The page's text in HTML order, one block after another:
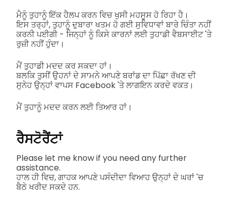
ਮੈਨੂੰ ਤੁਹਾਨੂੰ ਇੱਕ ਹੈਲਪ ਕਰਨ ਵਿਚ ਖੁਸੀ ਮਹਸੂਸ ਹੋ ਰਿਹਾ ਹੈ।
ਇਸ ਤਰ੍ਹਾਂ, ਤੁਹਾਨੂੰ ਦੁਬਾਰਾ ਖਤਮ ਹੋ ਗਈ ਸੁਵਿਧਾਵਾਂ ਬਾਰੇ ਚਿੰਤਾ ਨਹੀਂ
ਕਰਨੀ ਪਈਗੀ - ਜਿਨ੍ਹਾਂ ਨੂੰ ਕਿਸੇ ਕਾਰਨਾਂ ਲਈ ਤੁਹਾਡੀ ਵੈਬਸਾਈਟ 'ਤੇ
ਰੁਜ਼ੀ ਨਹੀਂ ਹੁੰਦਾ।
ਮੈਂ ਤੁਹਾਡੀ ਮਦਦ ਕਰ ਸਕਦਾ ਹਾਂ।
ਬਲਕਿ ਤੁਸੀਂ ਉਹਨਾਂ ਦੇ ਸਾਮਨੇ ਆਪਣੇ ਬਰਾਂਡ ਦਾ ਪਿੱਛਾ ਰੱਖਣ ਦੀ
ਸੁਨੇਹ ਉਨ੍ਹਾਂ ਵਾਪਸ Facebook 'ਤੇ ਲਾਗਇਨ ਕਰਦੇ ਵਕਤ।
ਮੈਂ ਤੁਹਾਨੂੰ ਮਦਦ ਕਰਨ ਲਈ ਤਿਆਰ ਹਾਂ।
ਰੈਸਟੋਰੈਂਟਾਂ
Please let me know if you need any further
assistance.
ਹਾਲ ਹੀ ਵਿਚ, ਗਾਹਕ ਆਪਣੇ ਪਸੰਦੀਦਾ ਵਿਆਹ ਉਨ੍ਹਾਂ ਦੇ ਘਰਾਂ 'ਚ
ਬੈਠੇ ਖਰੀਦ ਸਕਦੇ ਹਨ.